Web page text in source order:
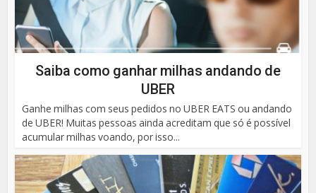
Saiba como ganhar milhas andando de
UBER
Ganhe milhas com seus pedidos no UBER EATS ou andando
de UBER! Muitas pessoas ainda acreditam que só é possível
acumular milhas voando, por isso...